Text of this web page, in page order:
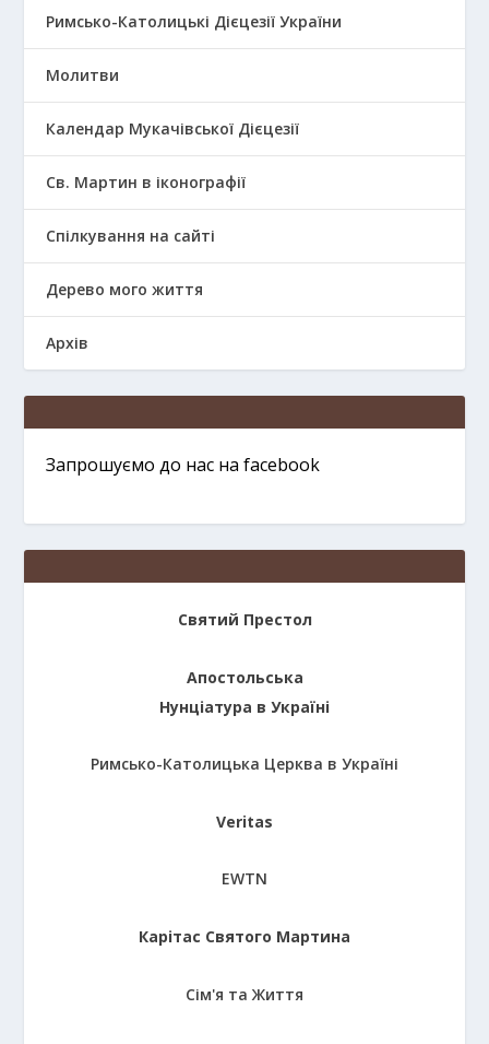
Римсько-Католицькі Дієцезії України
Молитви
Календар Мукачівської Дієцезії
Св. Мартин в іконографії
Спілкування на сайті
Дерево мого життя
Архів
Запрошуємо до нас на facebook
Святий Престол
Апостольська
Нунціатура в Україні
Римсько-Католицька Церква в Україні
Veritas
EWTN
Карітас Святого Мартина
Сім'я та Життя